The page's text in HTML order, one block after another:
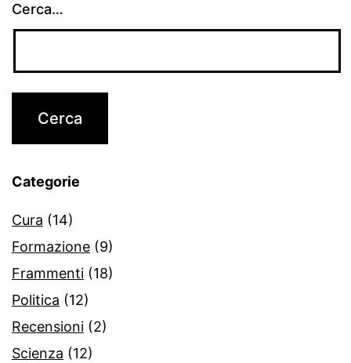
Cerca…
Categorie
Cura (14)
Formazione (9)
Frammenti (18)
Politica (12)
Recensioni (2)
Scienza (12)